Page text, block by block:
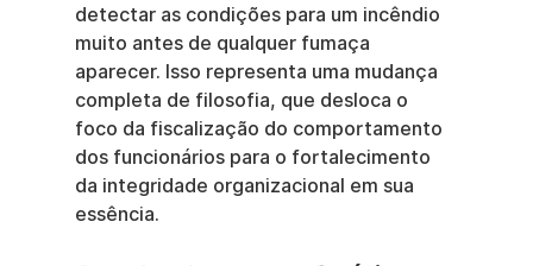
detectar as condições para um incêndio
muito antes de qualquer fumaça
aparecer. Isso representa uma mudança
completa de filosofia, que desloca o
foco da fiscalização do comportamento
dos funcionários para o fortalecimento
da integridade organizacional em sua
essência.